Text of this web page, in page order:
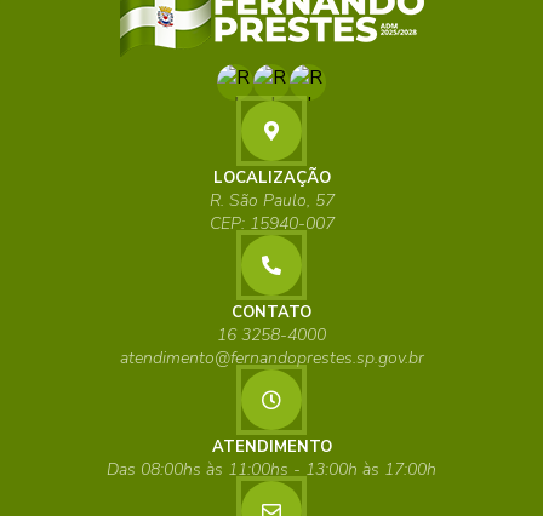
LOCALIZAÇÃO
R. São Paulo, 57
CEP: 15940-007
CONTATO
16 3258-4000
atendimento@fernandoprestes.sp.gov.br
ATENDIMENTO
Das 08:00hs às 11:00hs - 13:00h às 17:00h